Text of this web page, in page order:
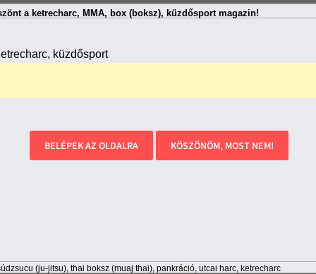
a ketrecharc, MMA, box (boksz), küzdősport magazin!
küzdősport
BELÉPEK AZ OLDALRA KÖSZÖNÖM, MOST NEM!
(ju-jitsu), thai boksz (muaj thai), pankráció, utcai harc, ketrecharc